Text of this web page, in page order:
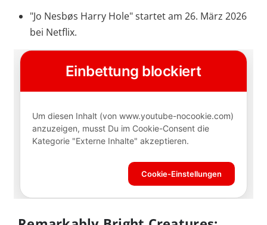
"Jo Nesbøs Harry Hole" startet am 26. März 2026
bei Netflix.